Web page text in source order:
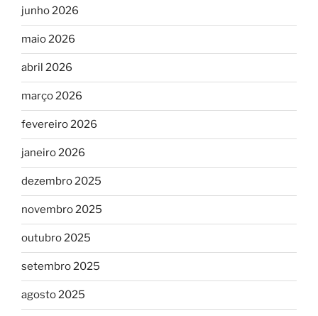
junho 2026
maio 2026
abril 2026
março 2026
fevereiro 2026
janeiro 2026
dezembro 2025
novembro 2025
outubro 2025
setembro 2025
agosto 2025